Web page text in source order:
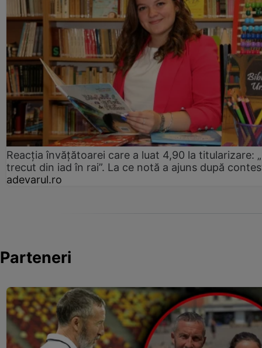
Reacția învățătoarei care a luat 4,90 la titularizare:
trecut din iad în rai”. La ce notă a ajuns după
adevarul.ro
Parteneri